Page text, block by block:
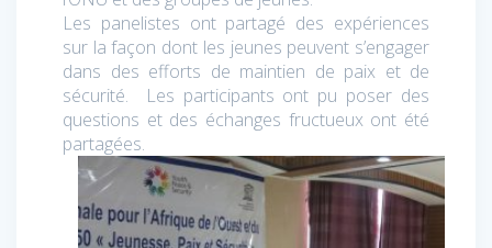
Les panelistes ont partagé des expériences
sur la façon dont les jeunes peuvent s’engager
dans des efforts de maintien de paix et de
sécurité. Les participants ont pu poser des
questions et des échanges fructueux ont été
partagées.